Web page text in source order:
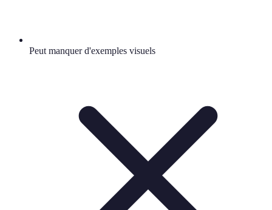
Peut manquer d'exemples visuels